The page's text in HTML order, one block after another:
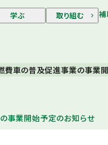
学ぶ 取り組む 補
費車の普及促進事業の事業
事業開始予定のお知らせ